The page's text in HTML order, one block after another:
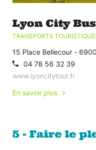
Lyon City Bus
TRANSPORTS
15 Place Bellecour -
04 78 56 32 39
www.lyoncitytour.fr
En savoir plus
5 - Faire le